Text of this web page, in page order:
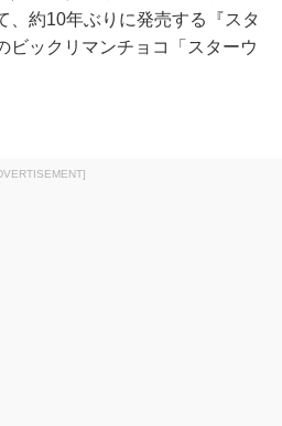
、約10年ぶりに発売する『スタ
ビックリマンチョコ「スターウ